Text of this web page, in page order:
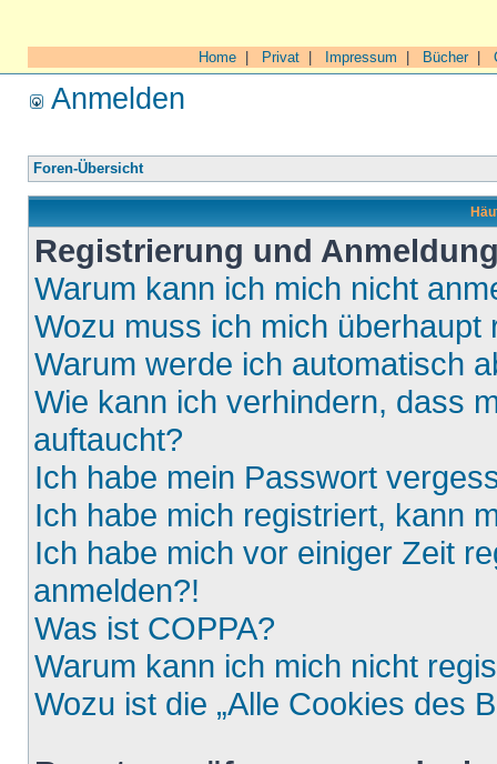
Home Privat Impressum Bücher|
Anmelden
Foren-Übersicht
Registrierung und
Warum kann ich mich nicht
Wozu muss ich mich überhaupt
Warum werde ich automatisch
Wie kann ich verhindern, dass
auftaucht?
Ich habe mein Passwort
Ich habe mich registriert, kann
Ich habe mich vor einiger Zeit
anmelden?!
Was ist COPPA?
Warum kann ich mich nicht
Wozu ist die „Alle Cookies des